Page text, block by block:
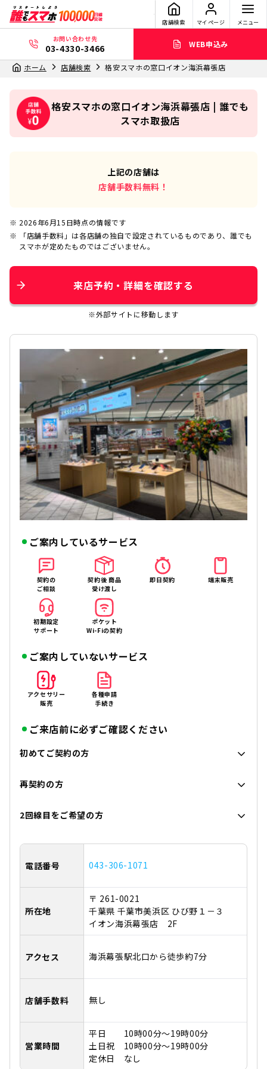
店舗検索 マイページ メニュー
お問い合わせ先
03-4330-3466 WEB申込み
ホーム 店舗検索 格安スマホの窓口イオン海浜幕張店
格安スマホの窓口イオン海浜幕張店 | 誰でも
スマホ取扱店
上記の店舗は
店舗手数料無料！
2026年6月15日時点の情報です
「店舗手数料」は各店舗の独自で設定されているものであり、誰でも
スマホが定めたものではございません。
来店予約・詳細を確認する
※外部サイトに移動します
ご案内しているサービス
契約の
ご相談
契約後 商品
受け渡し
即日契約 端末販売
初期設定
サポート
ポケット
Wi-Fiの契約
ご案内していないサービス
アクセサリー
販売
各種申請
手続き
ご来店前に必ずご確認ください
初めてご契約の方
再契約の方
2回線目をご希望の方
電話番号 043-306-1071
所在地
〒 261-0021
千葉県 千葉市美浜区 ひび野１－３
イオン海浜幕張店 2F
アクセス 海浜幕張駅北口から徒歩約7分
店舗手数料 無し
営業時間
平日 10時00分～19時00分
土日祝 10時00分～19時00分
定休日 なし